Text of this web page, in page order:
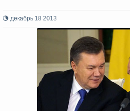
декабрь 18 2013